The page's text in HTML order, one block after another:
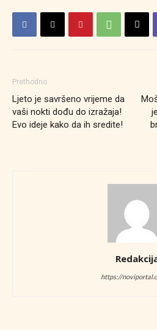
Prethodno
Ljeto je savršeno vrijeme da
vaši nokti dođu do izražaja!
Evo ideje kako da ih sredite!
https://